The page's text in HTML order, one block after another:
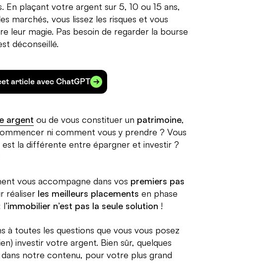
En plaçant votre argent sur 5, 10 ou 15 ans,
marchés, vous lissez les risques et vous
leur magie. Pas besoin de regarder la bourse
déconseillé.
article avec ChatGPT
argent ou de vous constituer un patrimoine,
ni comment vous y prendre ? Vous
est la différente entre épargner et investir ?
vous accompagne dans vos premiers pas
réaliser les meilleurs placements en phase
l’immobilier n’est pas la seule solution !
à toutes les questions que vous vous posez
investir votre argent. Bien sûr, quelques
notre contenu, pour votre plus grand